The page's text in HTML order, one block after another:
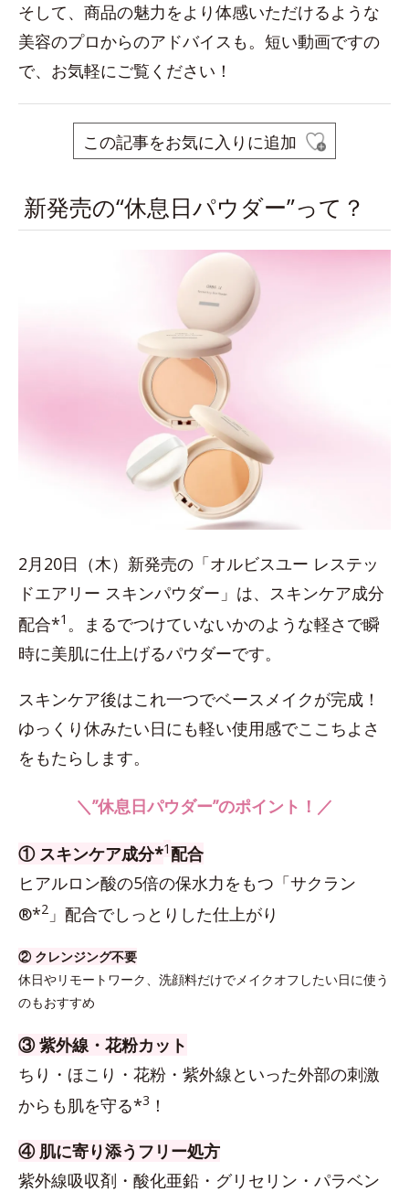
そして、商品の魅力をより体感いただけるような
美容のプロからのアドバイスも。短い動画ですの
で、お気軽にご覧ください！
この記事をお気に入りに追加
新発売の“休息日パウダー”って？
2月20日（木）新発売の「オルビスユー レステッ
ドエアリー スキンパウダー」は、スキンケア成分
配合*1 。まるでつけていないかのような軽さで瞬
時に美肌に仕上げるパウダーです。
スキンケア後はこれ一つでベースメイクが完成！
ゆっくり休みたい日にも軽い使用感でここちよさ
をもたらします。
＼”休息日パウダー”のポイント！／
① スキンケア成分*1配合
ヒアルロン酸の5倍の保水力をもつ「サクラン
®*2 」配合でしっとりした仕上がり
② クレンジング不要
休日やリモートワーク、洗顔料だけでメイクオフしたい日に使う
のもおすすめ
③ 紫外線・花粉カット
ちり・ほこり・花粉・紫外線といった外部の刺激
からも肌を守る*3 ！
④ 肌に寄り添うフリー処方
紫外線吸収剤・酸化亜鉛・グリセリン・パラベン